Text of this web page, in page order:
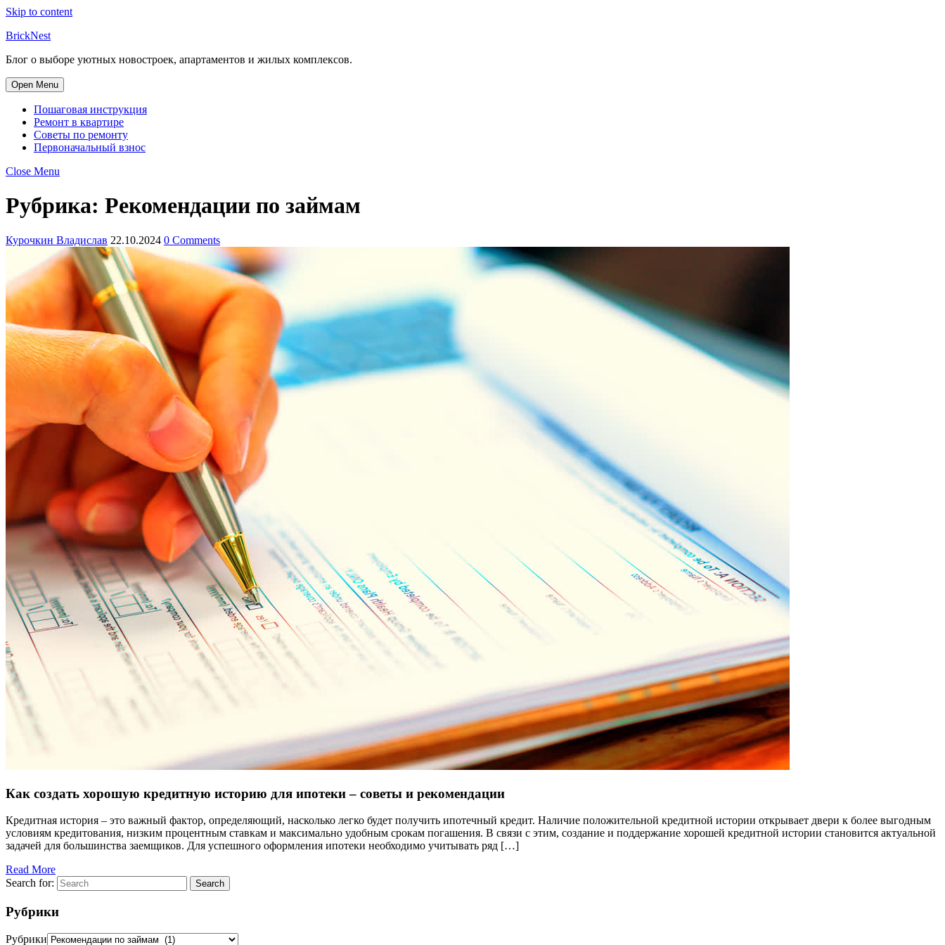
Skip to content
BrickNest
Блог о выборе уютных новостроек, апартаментов и жилых комплексов.
Open Menu
Пошаговая инструкция
Ремонт в квартире
Советы по ремонту
Первоначальный взнос
Close Menu
Рубрика: Рекомендации по займам
Курочкин Владислав 22.10.2024 0 Comments
Как создать хорошую кредитную историю для ипотеки – советы и рекомендации
Кредитная история – это важный фактор, определяющий, насколько легко будет получить ипотечный кредит. Наличие положительной кредитной истории открывает двери к более выгодным
условиям кредитования, низким процентным ставкам и максимально удобным срокам погашения. В связи с этим, создание и поддержание хорошей кредитной истории становится актуальной
задачей для большинства заемщиков. Для успешного оформления ипотеки необходимо учитывать ряд […]
Read More
Search for:
Search
Рубрики
Рубрики